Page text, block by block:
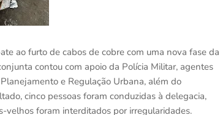
ao furto de cabos de cobre com uma nova fase da
contou com apoio da Polícia Militar, agentes
e Regulação Urbana, além do
cinco pessoas foram conduzidas à delegacia,
velhos foram interditados por irregularidades.